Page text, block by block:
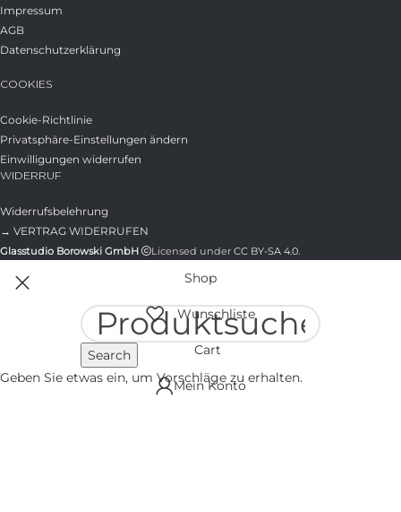
Impressum
AGB
Datenschutzerklärung
COOKIES
Cookie-Richtlinie
Privatsphäre-Einstellungen ändern
Einwilligungen widerrufen
WIDERRUF
Widerrufsbelehrung
→ VERTRAG WIDERRUFEN
Glasstudio Borowski GmbH Licensed under CC BY-SA 4.0.
Search
Geben Sie etwas ein, um Vorschläge zu erhalten.
Shop
Wunschliste
Cart
Mein Konto